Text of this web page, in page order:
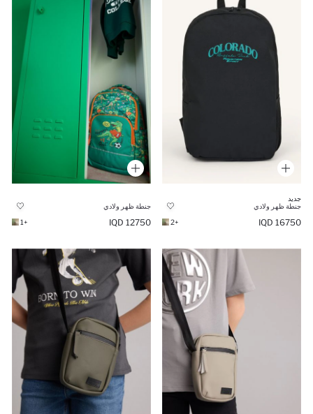
جديد
جنطة ظهر ولادي
16750 IQD
+2
جنطة ظهر ولادي
12750 IQD
+1